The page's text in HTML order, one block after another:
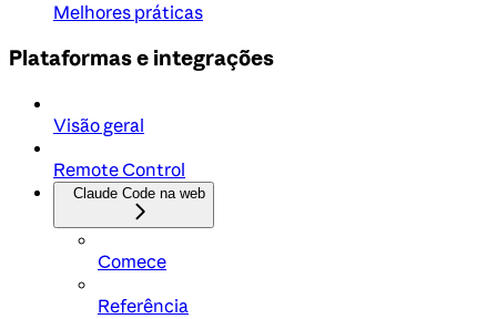
Melhores práticas
Plataformas e integrações
Visão geral
Remote Control
Claude Code na web
Comece
Referência